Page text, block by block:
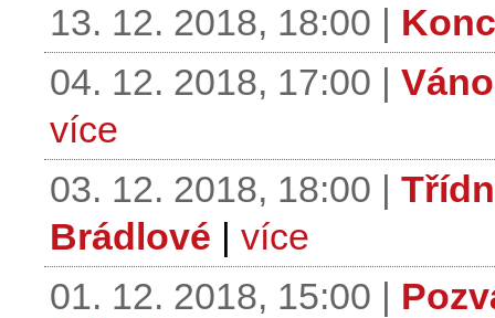
13. 12. 2018, 18:00 |
04. 12. 2018, 17:00 |
více
03. 12. 2018, 18:00 |
Brádlové | více
01. 12. 2018, 15:00 |